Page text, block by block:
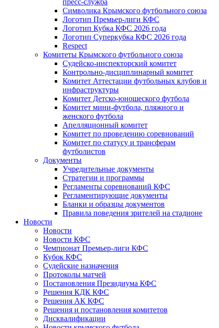
пресс-служба
Символика Крымского футбольного союза
Логотип Премьер-лиги КФС
Логотип Кубка КФС 2026 года
Логотип Суперкубка КФС 2026 года
Respect
Комитеты Крымского футбольного союза
Судейско-инспекторский комитет
Контрольно-дисциплинарный комитет
Комитет Аттестации футбольных клубов и
инфраструктуры
Комитет Детско-юношеского футбола
Комитет мини-футбола, пляжного и
женского футбола
Апелляционный комитет
Комитет по проведению соревнований
Комитет по статусу и трансферам
футболистов
Документы
Учредительные документы
Стратегии и программы
Регламенты соревнований КФС
Регламентирующие документы
Бланки и образцы документов
Правила поведения зрителей на стадионе
Новости
Новости
Новости КФС
Чемпионат Премьер-лиги КФС
Кубок КФС
Судейские назначения
Протоколы матчей
Постановления Президиума КФС
Решения КДК КФС
Решения АК КФС
Решения и постановления комитетов
Дисквалификации